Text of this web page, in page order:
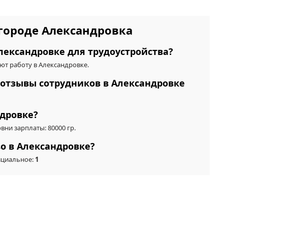
Александровка
для трудоустройства?
работу в Александровке.
сотрудников в Александровке
зарплаты: 80000 гр.
в Александровке?
1